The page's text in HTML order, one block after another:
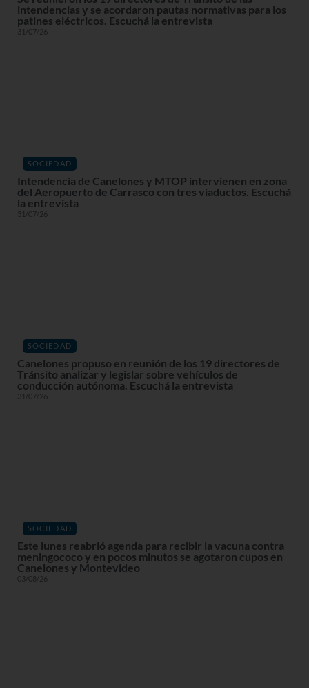
intendencias y se acordaron pautas normativas para los
patines eléctricos. Escuchá la entrevista
31/07/26
SOCIEDAD
Intendencia de Canelones y MTOP intervienen en zona
del Aeropuerto de Carrasco con tres viaductos. Escuchá
la entrevista
31/07/26
SOCIEDAD
Canelones propuso en reunión de los 19 directores de
Tránsito analizar y legislar sobre vehículos de
conducción autónoma. Escuchá la entrevista
31/07/26
SOCIEDAD
Este lunes reabrió agenda para recibir la vacuna contra
meningococo y en pocos minutos se agotaron cupos en
Canelones y Montevideo
03/08/26